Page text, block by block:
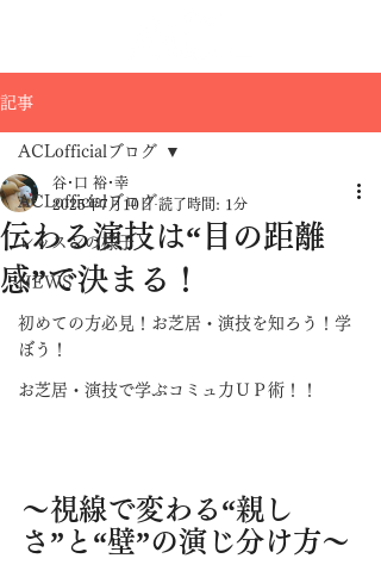
記事
ACLofficialブログ
レッスンの様子
NEWS
初めての方必見！お芝居・演技を知ろう！学
ぼう！
お芝居・演技で学ぶコミュ力ＵＰ術！！
ACLofficialブログ
伝わる演技は“目の距離
感”で決まる！
谷･口 裕･幸
2025年7月10日 読了時間: 1分
～視線で変わる“親し
さ”と“壁”の演じ分け方～